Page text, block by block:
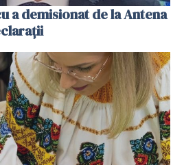
a demisionat de la Antena